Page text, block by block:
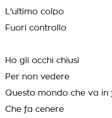
L'ultimo colpo
Fuori controllo
Ho gli occhi chiusi
Per non vedere
Questo mondo che va in
Che fa cenere